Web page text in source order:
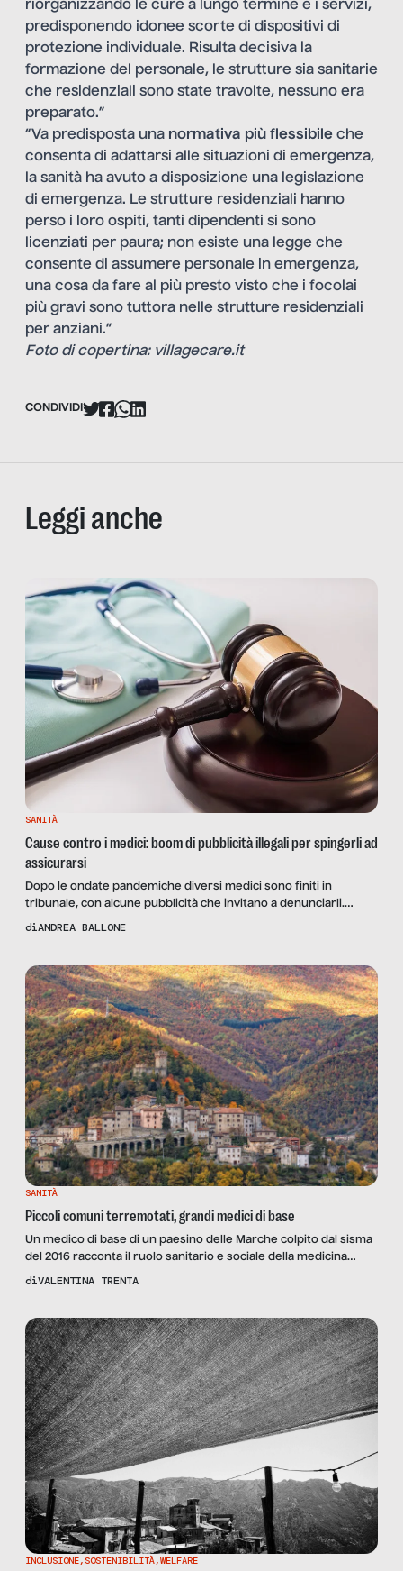
riorganizzando le cure a lungo termine e i servizi,
predisponendo idonee scorte di dispositivi di
protezione individuale. Risulta decisiva la
formazione del personale, le strutture sia sanitarie
che residenziali sono state travolte, nessuno era
preparato.”
“Va predisposta una normativa più flessibile che
consenta di adattarsi alle situazioni di emergenza,
la sanità ha avuto a disposizione una legislazione
di emergenza. Le strutture residenziali hanno
perso i loro ospiti, tanti dipendenti si sono
licenziati per paura; non esiste una legge che
consente di assumere personale in emergenza,
una cosa da fare al più presto visto che i focolai
più gravi sono tuttora nelle strutture residenziali
per anziani.”
Foto di copertina: villagecare.it
CONDIVIDI
Leggi anche
SANITÀ
Cause contro i medici: boom di pubblicità illegali per spingerli ad
assicurarsi
Dopo le ondate pandemiche diversi medici sono finiti in
tribunale, con alcune pubblicità che invitano a denunciarli.
Abbastanza da spingere l’Ordine dei Medici a contattare quello
diANDREA BALLONE
SANITÀ
Piccoli comuni terremotati, grandi medici di base
Un medico di base di un paesino delle Marche colpito dal sisma
del 2016 racconta il ruolo sanitario e sociale della medicina
generale, nei piccoli comuni e non solo.
diVALENTINA TRENTA
INCLUSIONE, SOSTENIBILITÀ,WELFARE